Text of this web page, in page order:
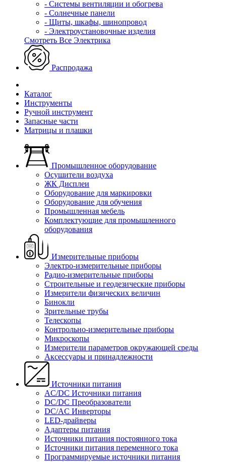
- Системы вентиляции и обогрева
- Солнечные панели
- Щиты, шкафы, шинопровод
- Электроустановочные изделия
Смотреть Все Электрика
Распродажа
Каталог
Инструменты
Ручной инструмент
Запасные части
Матрицы и плашки
Промышленное оборудование
Осушители воздуха
ЖК Дисплеи
Оборудование для маркировки
Оборудование для обучения
Промышленная мебель
Комплектующие для промышленного
оборудования
Измерительные приборы
Электро-измерительные приборы
Радио-измерительные приборы
Строительные и геодезические приборы
Измерители физических величин
Бинокли
Зрительные трубы
Телескопы
Контрольно-измерительные приборы
Микроскопы
Измерители параметров окружающей среды
Аксессуары и принадлежности
Источники питания
AC/DC Источники питания
DC/DC Преобразователи
DC/AC Инверторы
LED-драйверы
Адаптеры питания
Источники питания постоянного тока
Источники питания переменного тока
Программируемые источники питания